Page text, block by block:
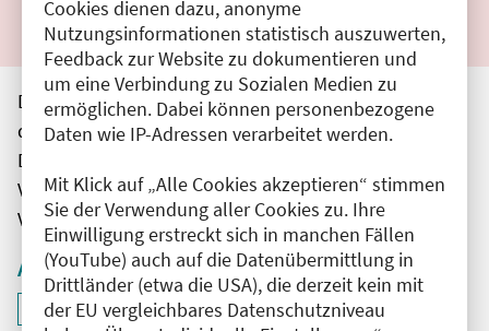
Cookies dienen dazu, anonyme
Nutzungsinformationen statistisch auszuwerten,
Feedback zur Website zu dokumentieren und
um eine Verbindung zu Sozialen Medien zu
ermöglichen. Dabei können personenbezogene
Daten wie IP-Adressen verarbeitet werden.
Mit Klick auf „Alle Cookies akzeptieren“ stimmen
Sie der Verwendung aller Cookies zu. Ihre
Einwilligung erstreckt sich in manchen Fällen
(YouTube) auch auf die Datenübermittlung in
Drittländer (etwa die USA), die derzeit kein mit
der EU vergleichbares Datenschutzniveau
Die hier aufgeführten Veranstaltungen entsprechen
den unmittelbar vom Veranstalter getätigten Angaben.
Die Ärztekammer Berlin übernimmt keine
Verantwortung für den Inhalt, die Haftung obliegt dem
Veranstalter.
Aktive Filter
Filter
ID: ANT-2503709
deaktivieren und Suchergebnisse neu laden